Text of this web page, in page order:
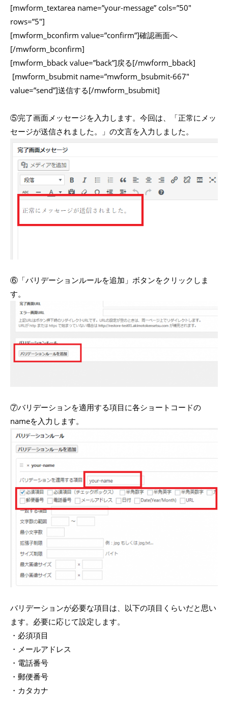
[mwform_textarea name=”your-message” cols=”50″
rows=”5″]
[mwform_bconfirm value=”confirm”]確認画面へ
[/mwform_bconfirm]
[mwform_bback value=”back”]戻る[/mwform_bback]
[mwform_bsubmit name=”mwform_bsubmit-667″
value=”send”]送信する[/mwform_bsubmit]
⑤完了画面メッセージを入力します。今回は、「正常にメッ
セージが送信されました。」の文言を入力しました。
⑥「バリデーションルールを追加」ボタンをクリックしま
す。
⑦バリデーションを適用する項目に各ショートコードの
nameを入力します。
バリデーションが必要な項目は、以下の項目くらいだと思い
ます。必要に応じて設定します。
・必須項目
・メールアドレス
・電話番号
・郵便番号
・カタカナ